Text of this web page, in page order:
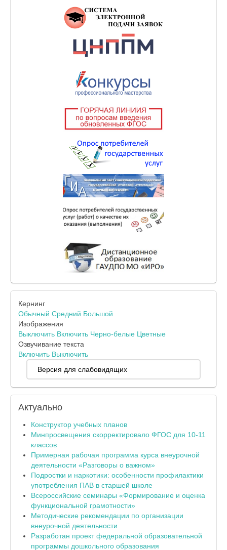
Кернинг
Обычный Средний Большой
Изображения
Выключить Включить Черно-белые Цветные
Озвучивание текста
Включить Выключить
Версия для слабовидящих
Актуально
Конструктор учебных планов
Минпросвещения скорректировало ФГОС для 10-11
классов
Примерная рабочая программа курса внеурочной
деятельности «Разговоры о важном»
Подростки и наркотики: особенности профилактики
употребления ПАВ в старшей школе
Всероссийские семинары «Формирование и оценка
функциональной грамотности»
Методические рекомендации по организации
внеурочной деятельности
Разработан проект федеральной образовательной
программы дошкольного образования